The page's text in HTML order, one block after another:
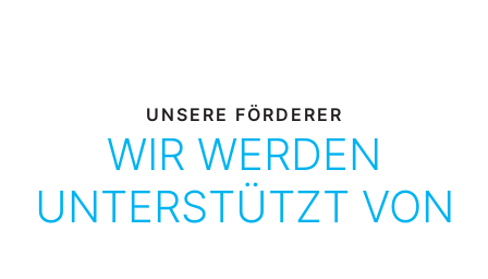
UNSERE FÖRDERER
WIR WERDEN
UNTERSTÜTZT VON